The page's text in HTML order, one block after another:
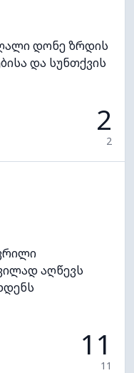
დონე ზრდის
და სუნთქვის
2
2
აღწევს
11
11